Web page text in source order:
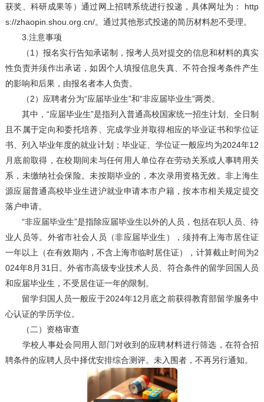
获奖、科研成果等）通过网上招聘系统进行投递，具体网址为： http
s://zhaopin.shou.org.cn/。通过其他形式投递的简历材料恕不受理。
3.注意事项
（1）报名实行告知承诺制，报考人员对提交的信息和材料的真实
性负责并须作出承诺，如因个人填报信息失真、不符合报考条件产生
的影响和后果，由报名者本人负责。
（2）应聘者分为“应届毕业生”和“非应届毕业生”两类。
其中，“应届毕业生”是指列入普通高校国家统一招生计划、全日制
且不属于定向和委托培养、完成学业并取得相应的毕业证书和学位证
书、列入毕业年度的就业计划；毕业证、学位证一般应均为2024年12
月底前取得，在校期间未与任何用人单位存在劳动关系或人事聘用关
系，未缴纳社会保险。未按期毕业的，本次录用资格无效。非上海生
源应届普通高校毕业生进沪就业申请本市户籍，按本市相关规定提交
落户申请。
“非应届毕业生”是指除应届毕业生以外的人员，包括在职人员、待
业人员等。外省市社会人员（非应届毕业生），须持有上海市居住证
一年以上（在有效期内，不含上海市临时居住证），计算截止时间为2
024年8月31日。外省市高级专业技术人员、符合条件的留学回国人员
和应届毕业生，不受居住证一年的限制。
留学归国人员一般应于2024年12月底之前获得教育部留学服务中
心认证的学历学位。
（二）资格审查
学校人事处会同用人部门对收到的应聘材料进行筛选，在符合招
聘条件的应聘人员中择优安排综合测评。未入围者，不再另行通知。